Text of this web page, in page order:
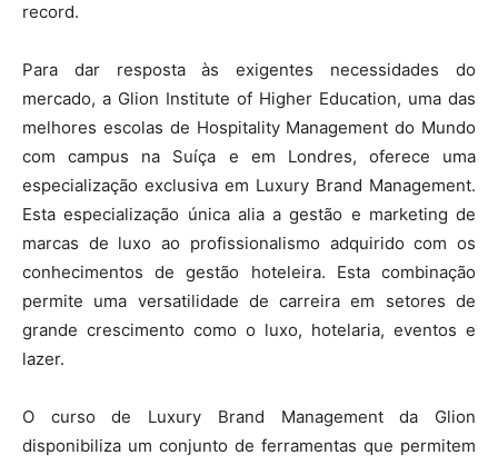
record.
Para dar resposta às exigentes necessidades do
mercado, a Glion Institute of Higher Education, uma das
melhores escolas de Hospitality Management do Mundo
com campus na Suíça e em Londres, oferece uma
especialização exclusiva em Luxury Brand Management.
Esta especialização única alia a gestão e marketing de
marcas de luxo ao profissionalismo adquirido com os
conhecimentos de gestão hoteleira. Esta combinação
permite uma versatilidade de carreira em setores de
grande crescimento como o luxo, hotelaria, eventos e
lazer.
O curso de Luxury Brand Management da Glion
disponibiliza um conjunto de ferramentas que permitem